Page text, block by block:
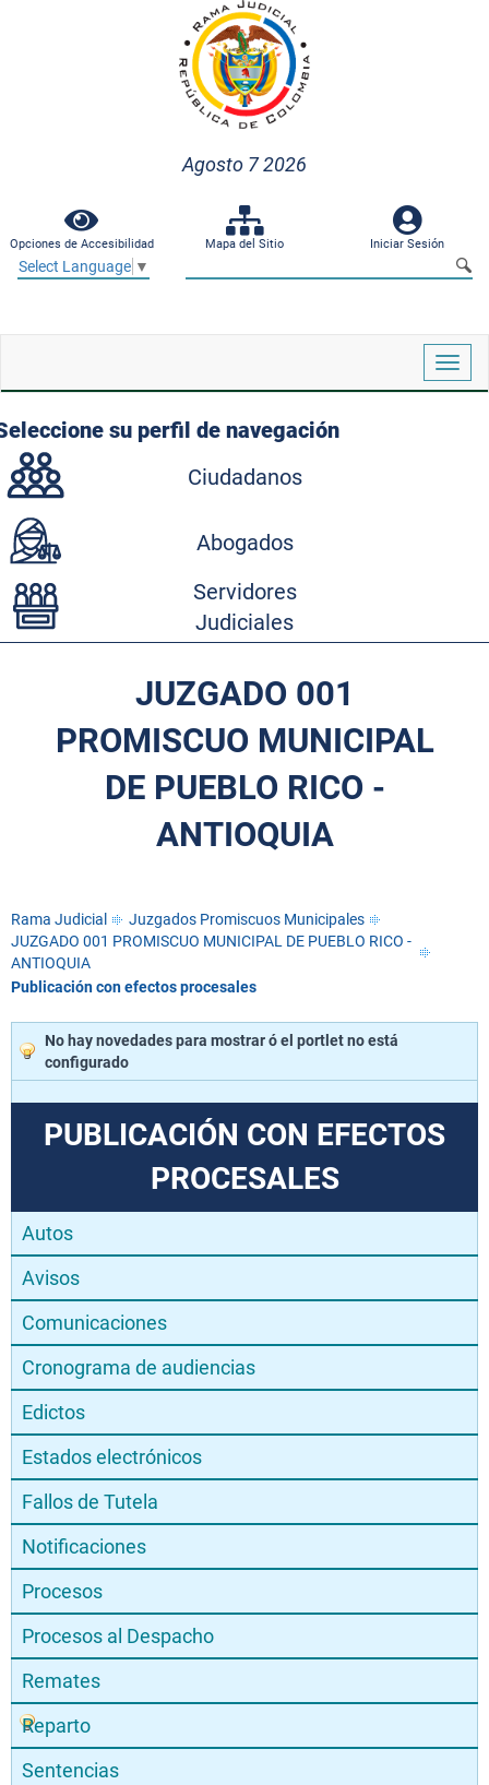
Agosto 7 2026
Opciones de Accesibilidad Mapa del Sitio Iniciar Sesión
Select Language ▼
su perfil de navegación
Ciudadanos
Abogados
Servidores
Judiciales
JUZGADO 001
PROMISCUO MUNICIPAL
DE PUEBLO RICO -
ANTIOQUIA
Rama Judicial
Juzgados Promiscuos Municipales
JUZGADO 001 PROMISCUO MUNICIPAL DE PUEBLO RICO -
ANTIOQUIA
Publicación con efectos procesales
No hay novedades para mostrar ó el portlet no está
configurado
PUBLICACIÓN CON EFECTOS
PROCESALES
Autos
Avisos
Comunicaciones
Cronograma de audiencias
Edictos
Estados electrónicos
Fallos de Tutela
Notificaciones
Procesos
Procesos al Despacho
Remates
Reparto
Sentencias